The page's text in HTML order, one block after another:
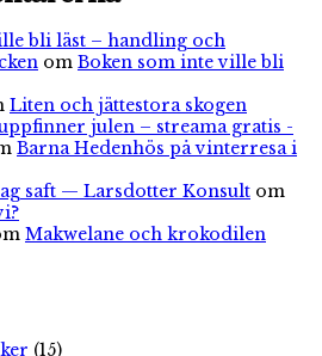
bli läst – handling och
om Boken som inte ville bli
Liten och jättestora skogen
julen – streama gratis -
Barna Hedenhös på vinterresa i
saft — Larsdotter Konsult om
Makwelane och krokodilen
(15)